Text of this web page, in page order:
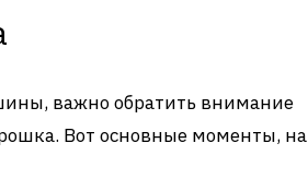
важно обратить внимание
Вот основные моменты, на